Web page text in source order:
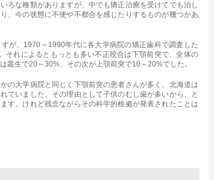
ろな種類がありますが、中でも矯正治療を受けてでも治し
、今の状態に不便や不都合を感じたりするものが幾つかあ
が、1970～1990年代に各大学病院の矯正歯科で調査した
それによるともっとも多い不正咬合は下顎前突で、全体の
叢生で20～30%、その次が上顎前突で10～20%でした。
の大学病院と同じく下顎前突の患者さんが多く、北海道は
ていました。その理由として子供のむし歯が多いから、と
す。けれど残念ながらその科学的根拠が発表されたことは
ん。